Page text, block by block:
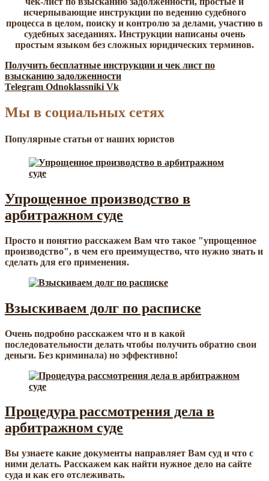
исчерпывающие инструкции по ведению судебного
процесса в целом, поиску и контролю за делами, участию в
судебных заседаниях. Инструкции написаны очень
простым языком без сложных юридических терминов.
Получить бесплатные инструкции и чек лист по
взысканию задолженности
Telegram Odnoklassniki Vk
Мы в социальных сетях
Популярные статьи от наших юристов
Упрощенное производство в
арбитражном суде
Просто и понятно расскажем Вам что такое "упрощенное
производство", в чем его преимущество, что нужно знать и
сделать для его применения.
Взыскиваем долг по расписке
Очень подробно расскажем что и в какой
последовательности делать чтобы получить обратно свои
деньги. Без криминала) но эффективно!
Процедура рассмотрения дела в
арбитражном суде
Вы узнаете какие документы направляет Вам суд и что с
ними делать. Расскажем как найти нужное дело на сайте
суда и как его отслеживать.